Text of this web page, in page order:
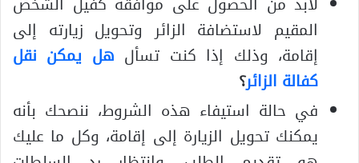
المقيم لاستضافة الزائر وتحويل زيارته إلى
إقامة، وذلك إذا كنت تسأل هل يمكن نقل
كفالة الزائر؟
في حالة استيفاء هذه الشروط، ننصحك بأنه
يمكنك تحويل الزيارة إلى إقامة، وكل ما عليك